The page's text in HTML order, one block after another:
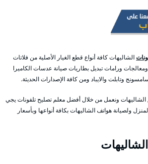
الشاليهات كافة أنواع قطع الغيار الأصلية من فلاتات
ورامات تبديل بطاريات صيانة عدسات الكاميرا
وتابلت والايباد ومن كافة الإصدارات الحديثة.
ونعمل من خلال أفضل معلم تصليح تلفونات يجي
ولصيانة هواتف الشاليهات بكافة أنواعها وبأسعار